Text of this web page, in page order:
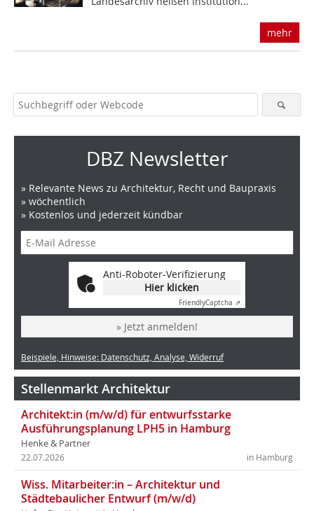
mehr
DBZ Newsletter
» Relevante News zu Architektur, Recht und Baupraxis
» wöchentlich
» Kostenlos und jederzeit kündbar
Anti-Roboter-Verifizierung
Hier klicken
FriendlyCaptcha ⇗
» Jetzt anmelden!
Beispiele, Hinweise: Datenschutz, Analyse, Widerruf
Stellenmarkt Architektur
Architekt:in (m/w/d) für entwurfsstarke
Ausführungsplanung LPH5 in Hamburg
Henke & Partner
in Hamburg
22.07.2026
Wiss. Mitarbeiter:in – Architektur und
Städtebaulicher Entwurf (m/w/d)